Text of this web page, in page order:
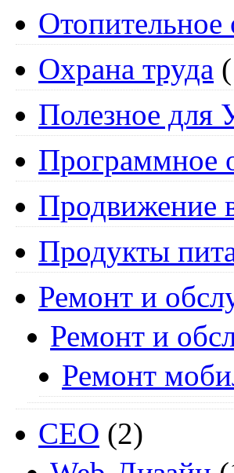
Отопительное
Охрана труда
Полезное для
Программное
Продвижение
Продукты
Ремонт и
Ремонт и
Ремонт
СЕО (2)